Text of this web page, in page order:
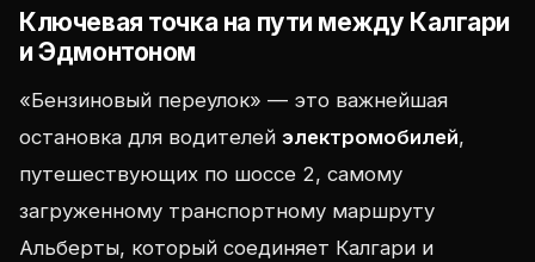
Ключевая точка на пути между Калгари
и Эдмонтоном
«Бензиновый переулок» — это важнейшая
остановка для водителей электромобилей,
путешествующих по шоссе 2, самому
загруженному транспортному маршруту
Альберты, который соединяет Калгари и